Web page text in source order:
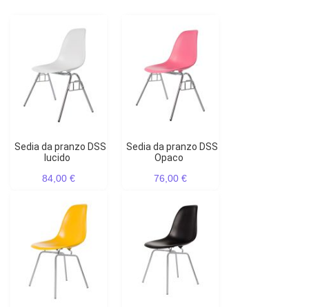
Sedia da pranzo DSS
lucido
84,00 €
Sedia da pranzo DSS
Opaco
76,00 €